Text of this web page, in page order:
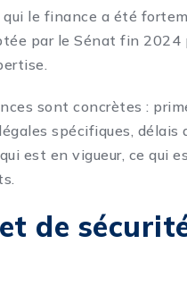
le finance a été
par le Sénat fin 2024
sont concrètes :
spécifiques, délais
est en vigueur, ce qui
de